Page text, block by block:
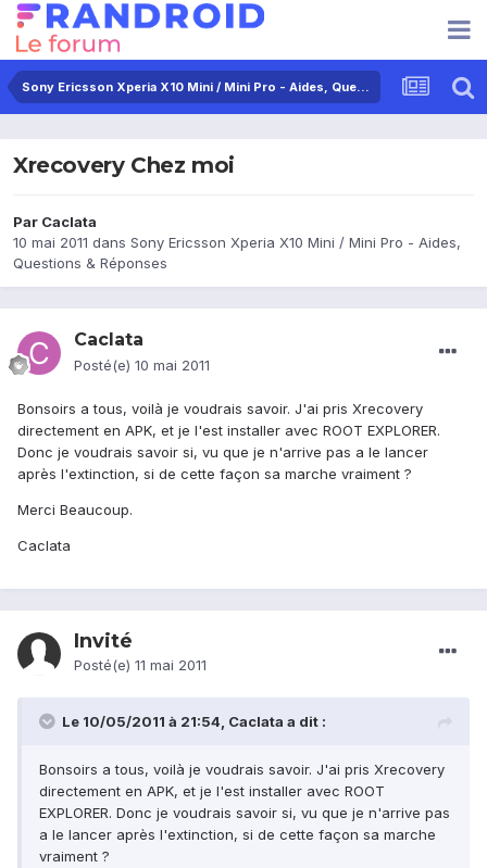
Sony Ericsson Xperia X10 Mini / Mini Pro - Aides, Questions & Réponses
Xrecovery Chez moi
Par Caclata
10 mai 2011 dans Sony Ericsson Xperia X10 Mini / Mini Pro - Aides,
Questions & Réponses
Caclata
Posté(e) 10 mai 2011
Bonsoirs a tous, voilà je voudrais savoir. J'ai pris Xrecovery
directement en APK, et je l'est installer avec ROOT EXPLORER.
Donc je voudrais savoir si, vu que je n'arrive pas a le lancer
après l'extinction, si de cette façon sa marche vraiment ?
Merci Beaucoup.
Caclata
Invité
Posté(e) 11 mai 2011
Le 10/05/2011 à 21:54, Caclata a dit :
Bonsoirs a tous, voilà je voudrais savoir. J'ai pris Xrecovery
directement en APK, et je l'est installer avec ROOT
EXPLORER. Donc je voudrais savoir si, vu que je n'arrive pas
a le lancer après l'extinction, si de cette façon sa marche
vraiment ?